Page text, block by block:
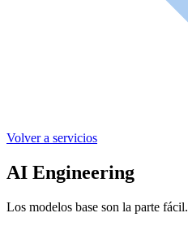
Volver a servicios
AI Engineering
Los modelos base son la parte fácil.